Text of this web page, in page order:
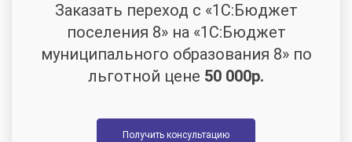
Заказать переход с «1С:Бюджет
поселения 8» на «1С:Бюджет
муниципального образования 8» по
льготной цене 50 000р.
Получить консультацию